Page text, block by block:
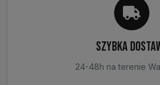
SZYBKA
24-48h na terenie